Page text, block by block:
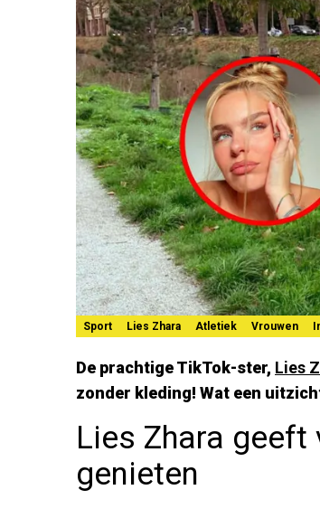
Sport Lies Zhara Atletiek Vrouwen
De prachtige TikTok-ster, Lies
zonder kleding! Wat een
Lies Zhara
genieten